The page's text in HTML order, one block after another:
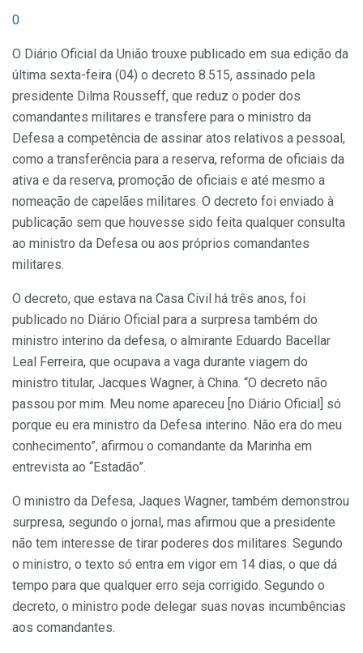
0
O Diário Oficial da União trouxe publicado em sua edição da
última sexta-feira (04) o decreto 8.515, assinado pela
presidente Dilma Rousseff, que reduz o poder dos
comandantes militares e transfere para o ministro da
Defesa a competência de assinar atos relativos a pessoal,
como a transferência para a reserva, reforma de oficiais da
ativa e da reserva, promoção de oficiais e até mesmo a
nomeação de capelães militares. O decreto foi enviado à
publicação sem que houvesse sido feita qualquer consulta
ao ministro da Defesa ou aos próprios comandantes
militares.
O decreto, que estava na Casa Civil há três anos, foi
publicado no Diário Oficial para a surpresa também do
ministro interino da defesa, o almirante Eduardo Bacellar
Leal Ferreira, que ocupava a vaga durante viagem do
ministro titular, Jacques Wagner, à China. “O decreto não
passou por mim. Meu nome apareceu [no Diário Oficial] só
porque eu era ministro da Defesa interino. Não era do meu
conhecimento”, afirmou o comandante da Marinha em
entrevista ao “Estadão”.
O ministro da Defesa, Jaques Wagner, também demonstrou
surpresa, segundo o jornal, mas afirmou que a presidente
não tem interesse de tirar poderes dos militares. Segundo
o ministro, o texto só entra em vigor em 14 dias, o que dá
tempo para que qualquer erro seja corrigido. Segundo o
decreto, o ministro pode delegar suas novas incumbências
aos comandantes.